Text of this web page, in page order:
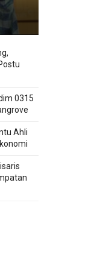
0315
Ahli